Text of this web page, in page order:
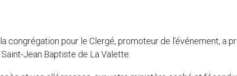
congrégation pour le Clergé, promoteur de l’événement, a
Jean Baptiste de La Valette.